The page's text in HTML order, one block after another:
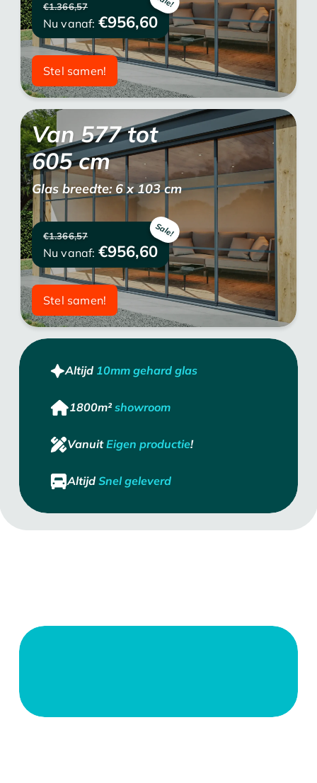
€1.366,57
Nu vanaf: €956,60
Stel samen!
Van577tot
605cm
Glas breedte: 6 x 103 cm
€1.366,57
Nu vanaf: €956,60
Stel samen!
Altijd 10mm gehard glas
1800m²showroom
VanuitEigen productie!
AltijdSnel geleverd